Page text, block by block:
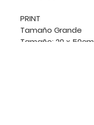
PRINT
Tamaño Grande
Tamaño: 20 x 50cm